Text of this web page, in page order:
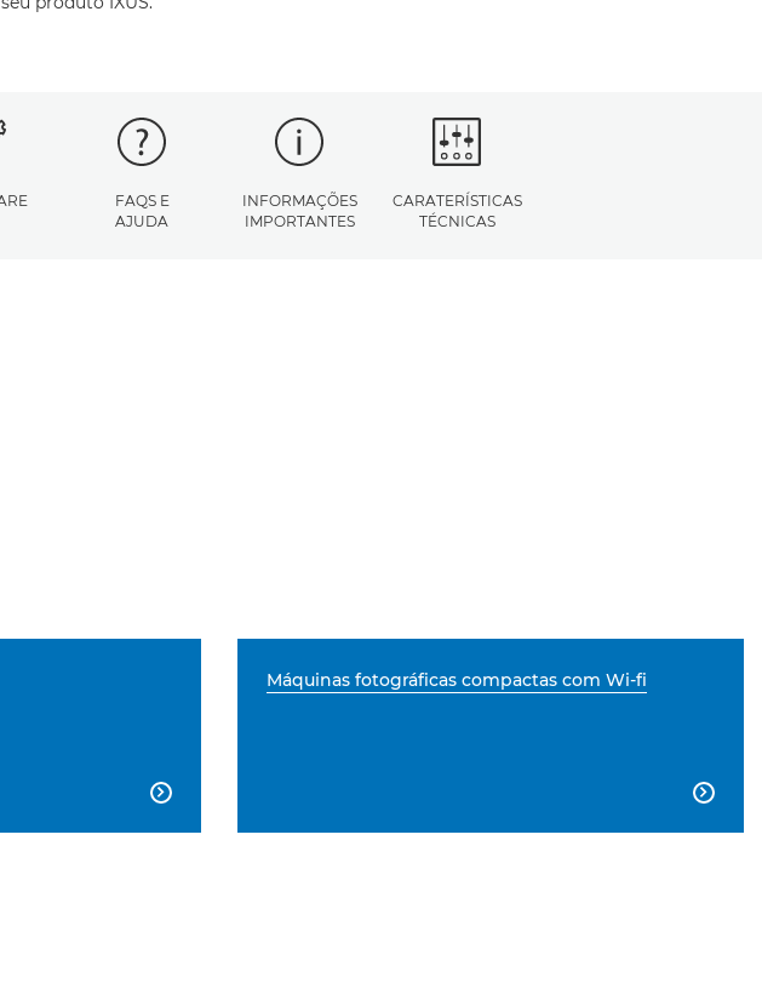
FAQS E
AJUDA
INFORMAÇÕES
IMPORTANTES
CARATERÍSTICAS
TÉCNICAS

Máquinas fotográficas compactas com Wi-fi
